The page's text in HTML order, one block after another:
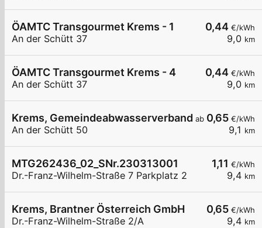
0,44 €/kWh
9,0 km
ÖAMTC Transgourmet Krems - 1
An der Schütt 37
0,44 €/kWh
9,0 km
ÖAMTC Transgourmet Krems - 4
An der Schütt 37
ab 0,65 €/kWh
9,1 km
Krems, Gemeindeabwasserverband
An der Schütt 50
1,11 €/kWh
9,4 km
MTG262436_02_SNr.230313001
Dr.-Franz-Wilhelm-Straße 7 Parkplatz 2
0,65 €/kWh
9,4 km
Krems, Brantner Österreich GmbH
Dr.-Franz-Wilhelm-Straße 2/A